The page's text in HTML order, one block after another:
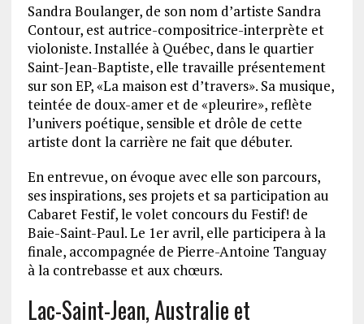
Sandra Boulanger, de son nom d’artiste Sandra
Contour, est autrice-compositrice-interprète et
violoniste. Installée à Québec, dans le quartier
Saint-Jean-Baptiste, elle travaille présentement
sur son EP, «La maison est d’travers». Sa musique,
teintée de doux-amer et de «pleurire», reflète
l’univers poétique, sensible et drôle de cette
artiste dont la carrière ne fait que débuter.
En entrevue, on évoque avec elle son parcours,
ses inspirations, ses projets et sa participation au
Cabaret Festif, le volet concours du Festif! de
Baie-Saint-Paul. Le 1er avril, elle participera à la
finale, accompagnée de Pierre-Antoine Tanguay
à la contrebasse et aux chœurs.
Lac-Saint-Jean, Australie et